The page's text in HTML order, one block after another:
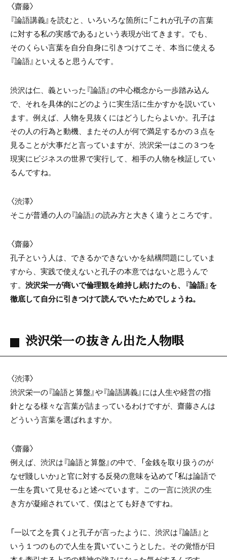
〈齋藤〉
『論語講義』を読むと、いろいろな箇所に「これが孔子の言葉
に対する私の実感である」という表現が出てきます。でも、
そのくらい言葉を自分自身に引きつけてこそ、本当に使える
『論語』といえると思うんです。
渋沢は仁、義といった『論語』の中心概念から一歩踏み込ん
で、それを具体的にどのように実生活に生かすかを説いてい
ます。例えば、人物を見抜くにはどうしたらよいか。孔子は
その人の行為と動機、またその人が何で満足するかの３点を
見ることが大事だと言っていますが、渋沢栄一はこの３つを
現実にビジネスの世界で実行して、相手の人物を検証してい
るんですね。
〈渋澤〉
そこが普通の人の『論語』の読み方と大きく違うところです。
〈齋藤〉
孔子という人は、できるかできないかを結構問題にしていま
すから、実践で使えないと孔子の本意ではないと思うんで
す。 渋沢栄一が商いで倫理観を維持し続けたのも、『論語』を
徹底して自分に引きつけて読んでいたためでしょうね。
渋沢栄一の抜きん出た人物眼
〈渋澤〉
渋沢栄一の『論語と算盤』や『論語講義』には人生や経営の指
針となる様々な言葉が詰まっているわけですが、齋藤さんは
どういう言葉を選ばれますか。
〈齋藤〉
例えば、渋沢は『論語と算盤』の中で、「金銭を取り扱うのが
なぜ賤しいか」と官に対する反発の意味を込めて「私は論語で
一生を貫いて見せる」と述べています。この一言に渋沢の生
き方が凝縮されていて、僕はとても好きですね。
「一以て之を貫く」と孔子が言ったように、渋沢は『論語』と
いう１つのもので人生を貫いていこうとした。その覚悟が日